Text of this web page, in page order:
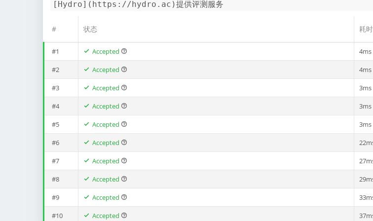
[Hydro](https://hydro.ac)提供评测服务
# 状态 耗时
#1 Accepted 4ms
#2 Accepted 4ms
#3 Accepted 3ms
#4 Accepted 3ms
#5 Accepted 3ms
#6 Accepted
#7 Accepted
#8 Accepted
#9 Accepted
#10 Accepted